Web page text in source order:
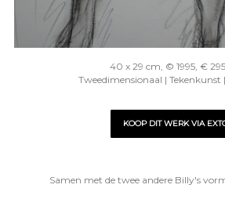
40 x 29 cm, © 1995, €
Tweedimensionaal | Tekenkunst
KOOP DIT WERK VIA
Samen met de twee andere Billy's